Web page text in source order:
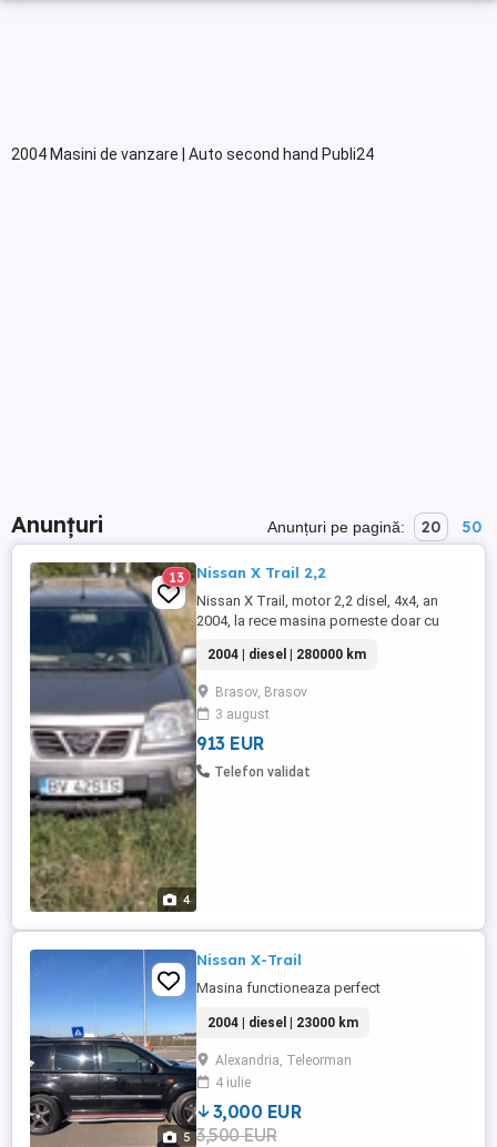
2004 Masini de vanzare | Auto second hand Publi24
Anunțuri Anunțuri pe pagină: 20 50
4
13 Nissan X Trail 2,2
Nissan X Trail, motor 2,2 disel, 4x4, an
2004, la rece masina porneste doar cu
au verificat compresia si injectoarele,
schimburile facute recent, fara rugina,
talon fara itp si asigurare, se vinde pentru
reparat sau dezmembrat.
2004 | diesel | 280000 km
Brasov, Brasov
3 august
913 EUR
Telefon validat
5
Nissan X-Trail
Masina functioneaza perfect
2004 | diesel | 23000 km
Alexandria, Teleorman
4 iulie
3,000 EUR
3,500 EUR